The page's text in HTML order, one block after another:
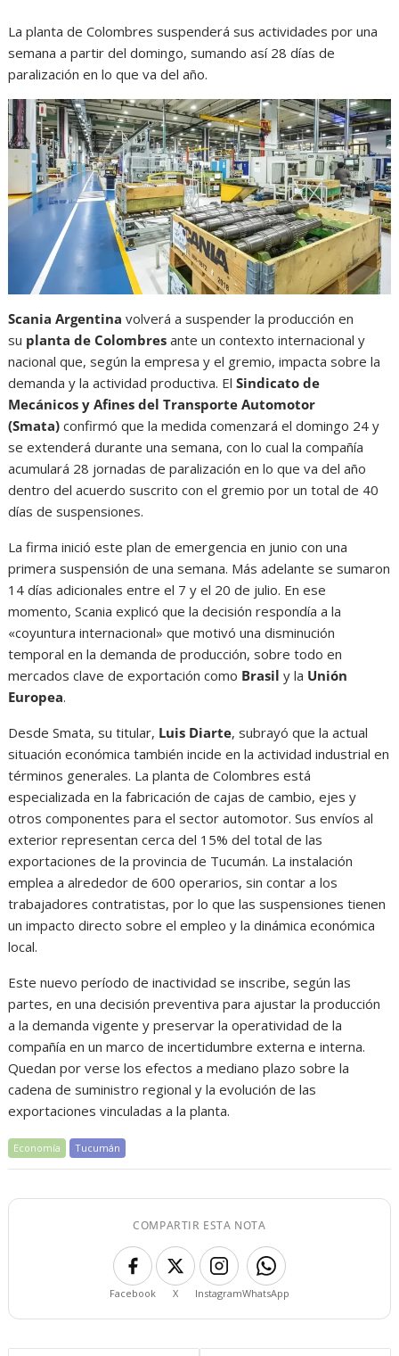
La planta de Colombres suspenderá sus actividades por una
semana a partir del domingo, sumando así 28 días de
paralización en lo que va del año.
Scania Argentina volverá a suspender la producción en
su planta de Colombres ante un contexto internacional y
nacional que, según la empresa y el gremio, impacta sobre la
demanda y la actividad productiva. ElSindicato de
Mecánicos y Afines del Transporte Automotor
(Smata) confirmó que la medida comenzará el domingo 24 y
se extenderá durante una semana, con lo cual la compañía
acumulará 28 jornadas de paralización en lo que va del año
dentro del acuerdo suscrito con el gremio por un total de 40
días de suspensiones.
La firma inició este plan de emergencia en junio con una
primera suspensión de una semana. Más adelante se sumaron
14 días adicionales entre el 7 y el 20 de julio. En ese
momento, Scania explicó que la decisión respondía a la
«coyuntura internacional» que motivó una disminución
temporal en la demanda de producción, sobre todo en
mercados clave de exportación como Brasil y la Unión
Europea.
Desde Smata, su titular, Luis Diarte, subrayó que la actual
situación económica también incide en la actividad industrial en
términos generales. La planta de Colombres está
especializada en la fabricación de cajas de cambio, ejes y
otros componentes para el sector automotor. Sus envíos al
exterior representan cerca del 15% del total de las
exportaciones de la provincia de Tucumán. La instalación
emplea a alrededor de 600 operarios, sin contar a los
trabajadores contratistas, por lo que las suspensiones tienen
un impacto directo sobre el empleo y la dinámica económica
local.
Este nuevo período de inactividad se inscribe, según las
partes, en una decisión preventiva para ajustar la producción
a la demanda vigente y preservar la operatividad de la
compañía en un marco de incertidumbre externa e interna.
Quedan por verse los efectos a mediano plazo sobre la
cadena de suministro regional y la evolución de las
exportaciones vinculadas a la planta.
Economía Tucumán
COMPARTIR ESTA NOTA
Facebook X InstagramWhatsApp